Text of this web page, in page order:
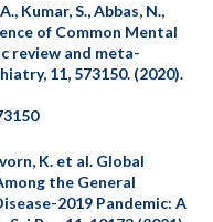
Kumar, S., Abbas, N.,
of Common Mental
review and meta-
11, 573150. (2020).
K. et al. Global
the General
2019 Pandemic: A